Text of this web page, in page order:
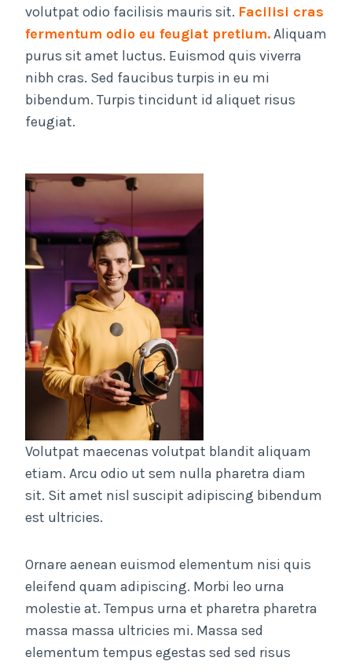
volutpat odio facilisis mauris sit. Facilisi cras
fermentum odio eu feugiat pretium.Aliquam
purus sit amet luctus. Euismod quis viverra
nibh cras. Sed faucibus turpis in eu mi
bibendum. Turpis tincidunt id aliquet risus
feugiat.
Volutpat maecenas volutpat blandit aliquam
etiam. Arcu odio ut sem nulla pharetra diam
sit. Sit amet nisl suscipit adipiscing bibendum
est ultricies.
Ornare aenean euismod elementum nisi quis
eleifend quam adipiscing. Morbi leo urna
molestie at. Tempus urna et pharetra pharetra
massa massa ultricies mi. Massa sed
elementum tempus egestas sed sed risus